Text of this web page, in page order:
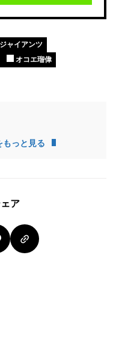
ャイアンツ
オコエ瑠偉
もっと見る
ア